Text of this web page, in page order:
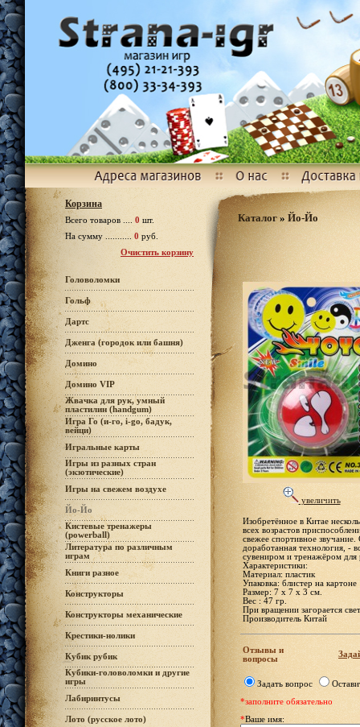
Корзина
Всего товаров .... 0 шт.
На сумму ...........0 руб.
Очистить корзину
Головоломки
Гольф
Дартс
Дженга (городок или башня)
Домино
Домино VIP
Жвачка для рук, умный
пластилин (handgum)
Игра Го (и-го, i-go, бадук,
вейци)
Игральные карты
Игры из разных стран
(экзотические)
Игры на свежем воздухе
Йо-Йо
Кистевые тренажеры
(powerball)
Литература по различным
играм
Книги разное
Конструкторы
Конструкторы механические
Крестики-нолики
Кубик рубик
Кубики-головоломки и другие
игры
Лабиринтусы
Лото (русское лото)
Каталог»Йо-Йо
увеличить
Изобретённое в Китае
всех возрастов
свежее спортивное
доработанная технология, -
сувениром и тренажёром для
Характеристики:
Материал: пластик
Упаковка: блистер на картоне
Размер: 7 х 7 х 3 см.
Bec : 47 гр.
При вращении загорается
Производитель Китай
Отзывы и
вопросы
Задать вопрос
*заполните обязательно
*Ваше имя: